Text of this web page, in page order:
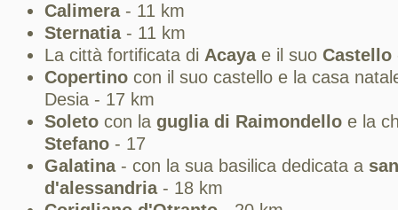
Calimera- 11 km
Sternatia- 11 km
La città fortificata di Acayae il suo Castello
Copertino con il suo castello e la casa
Desia - 17 km
Soleto con la guglia di Raimondello e la
Stefano - 17
Galatina- con la sua basilica dedicata a
d'alessandria- 18 km